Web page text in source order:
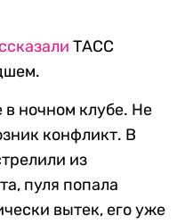
ТАСС
в ночном клубе. Не
конфликт. В
из
пуля попала
вытек, его уже